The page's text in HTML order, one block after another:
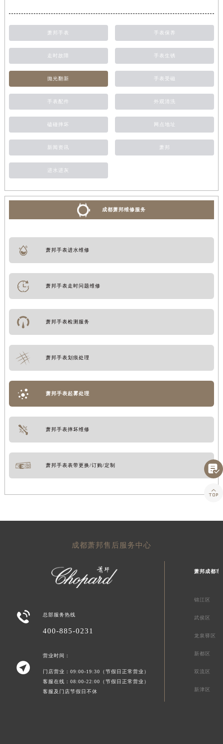
萧邦手表 手表保养
走时故障 手表生锈
抛光翻新 手表受磁
手表配件 外观清洗
磕碰摔坏 网点地址
新闻资讯 萧邦
进水进灰
成都萧邦维修服务
萧邦手表进水维修
萧邦手表走时问题维修
萧邦手表检测服务
萧邦手表划痕处理
萧邦手表起雾处理
萧邦手表摔坏维修
萧邦手表表带更换/订购/定制
成都萧邦售后服务中心
 总部服务热线
400-885-0231

营业时间：
门店营业：09:00-19:30（节假日正常营业）
客服在线：08:00-22:00（节假日正常营业）
客服及门店节假日不休
萧邦成都市
锦江区
武侯区
龙泉驿区
新都区
双流区
新津区

